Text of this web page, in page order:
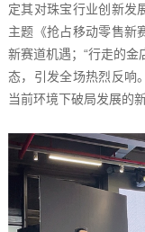
定其对珠宝行业创新发
主题《抢占移动零售新
新赛道机遇；“行走的金
态，引发全场热烈反响
当前环境下破局发展的